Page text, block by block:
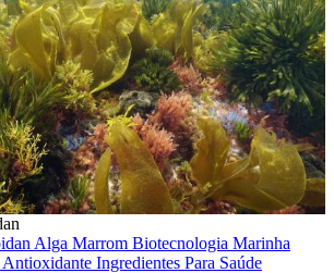
Alga Marrom Biotecnologia Marinha
Antioxidante Ingredientes Para Saúde